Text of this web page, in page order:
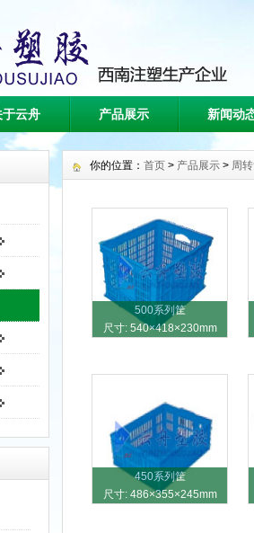
于云舟 产品展示 新闻动
你的位置： 首页 > 产品展示 > 周
500系列筐
尺寸: 540×418×230mm
450系列筐
尺寸: 486×355×245mm